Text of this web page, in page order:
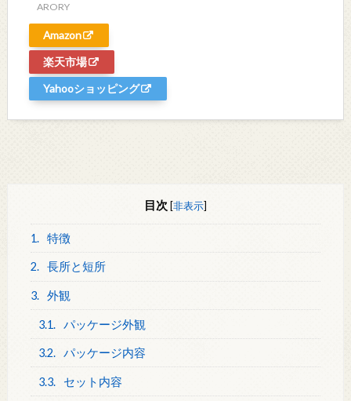
ARORY
Amazon
楽天市場
Yahooショッピング
目次 [非表示]
1. 特徴
2. 長所と短所
3. 外観
3.1. パッケージ外観
3.2. パッケージ内容
3.3. セット内容